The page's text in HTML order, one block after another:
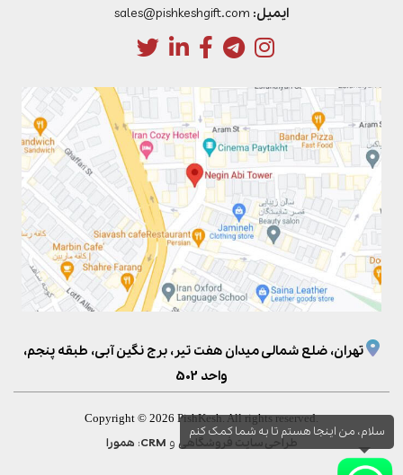
سلام، من اینجا هستم تا به شما کمک کنم
ایمیل:
تهران، ضلع شمالی میدان هفت تیر، برج نگین آبی، طبقه پنجم،
واحد 502
Copyright © 2026 PishKesh. All rights reserved.
طراحی سایت فروشگاهی و CRM
: همورا